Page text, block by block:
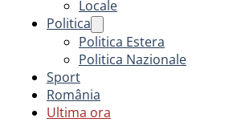
Locale
Politica
Politica Estera
Politica Nazionale
Sport
România
Ultima ora